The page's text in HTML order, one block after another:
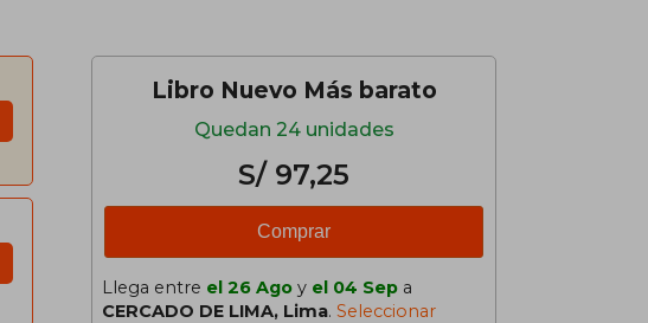
Libro Nuevo Más barato
Quedan 24 unidades
S/ 97,25
Comprar
Llega entre el 26 Ago y el 04 Sep a
CERCADO DE LIMA, Lima. Seleccionar